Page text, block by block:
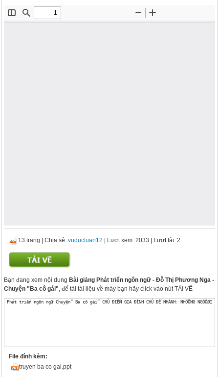
13 trang |Chia sẻ:vuductuan12 | Lượt xem: 2033 | Lượt tải: 2
Bạn đang xem nội dungBài giảng Phát triển ngôn ngữ - Đỗ Thị Phương Nga -
Chuyện "Ba cô gái" , để tải tài liệu về máy bạn hãy click vào nút TẢI VỀ
Phát triển ngôn ngữ Chuyện” Ba cô gái” CHỦ ĐIỂM GIA ĐÌNH CHỦ ĐỀ NHÁNH:
File đính kèm:
truyen ba co gai.ppt